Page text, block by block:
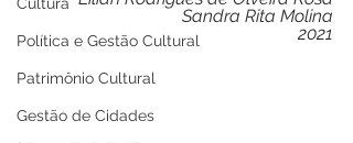
Política e Gestão Cultural
Patrimônio Cultural
Gestão de Cidades
Sandra Rita Molina
2021